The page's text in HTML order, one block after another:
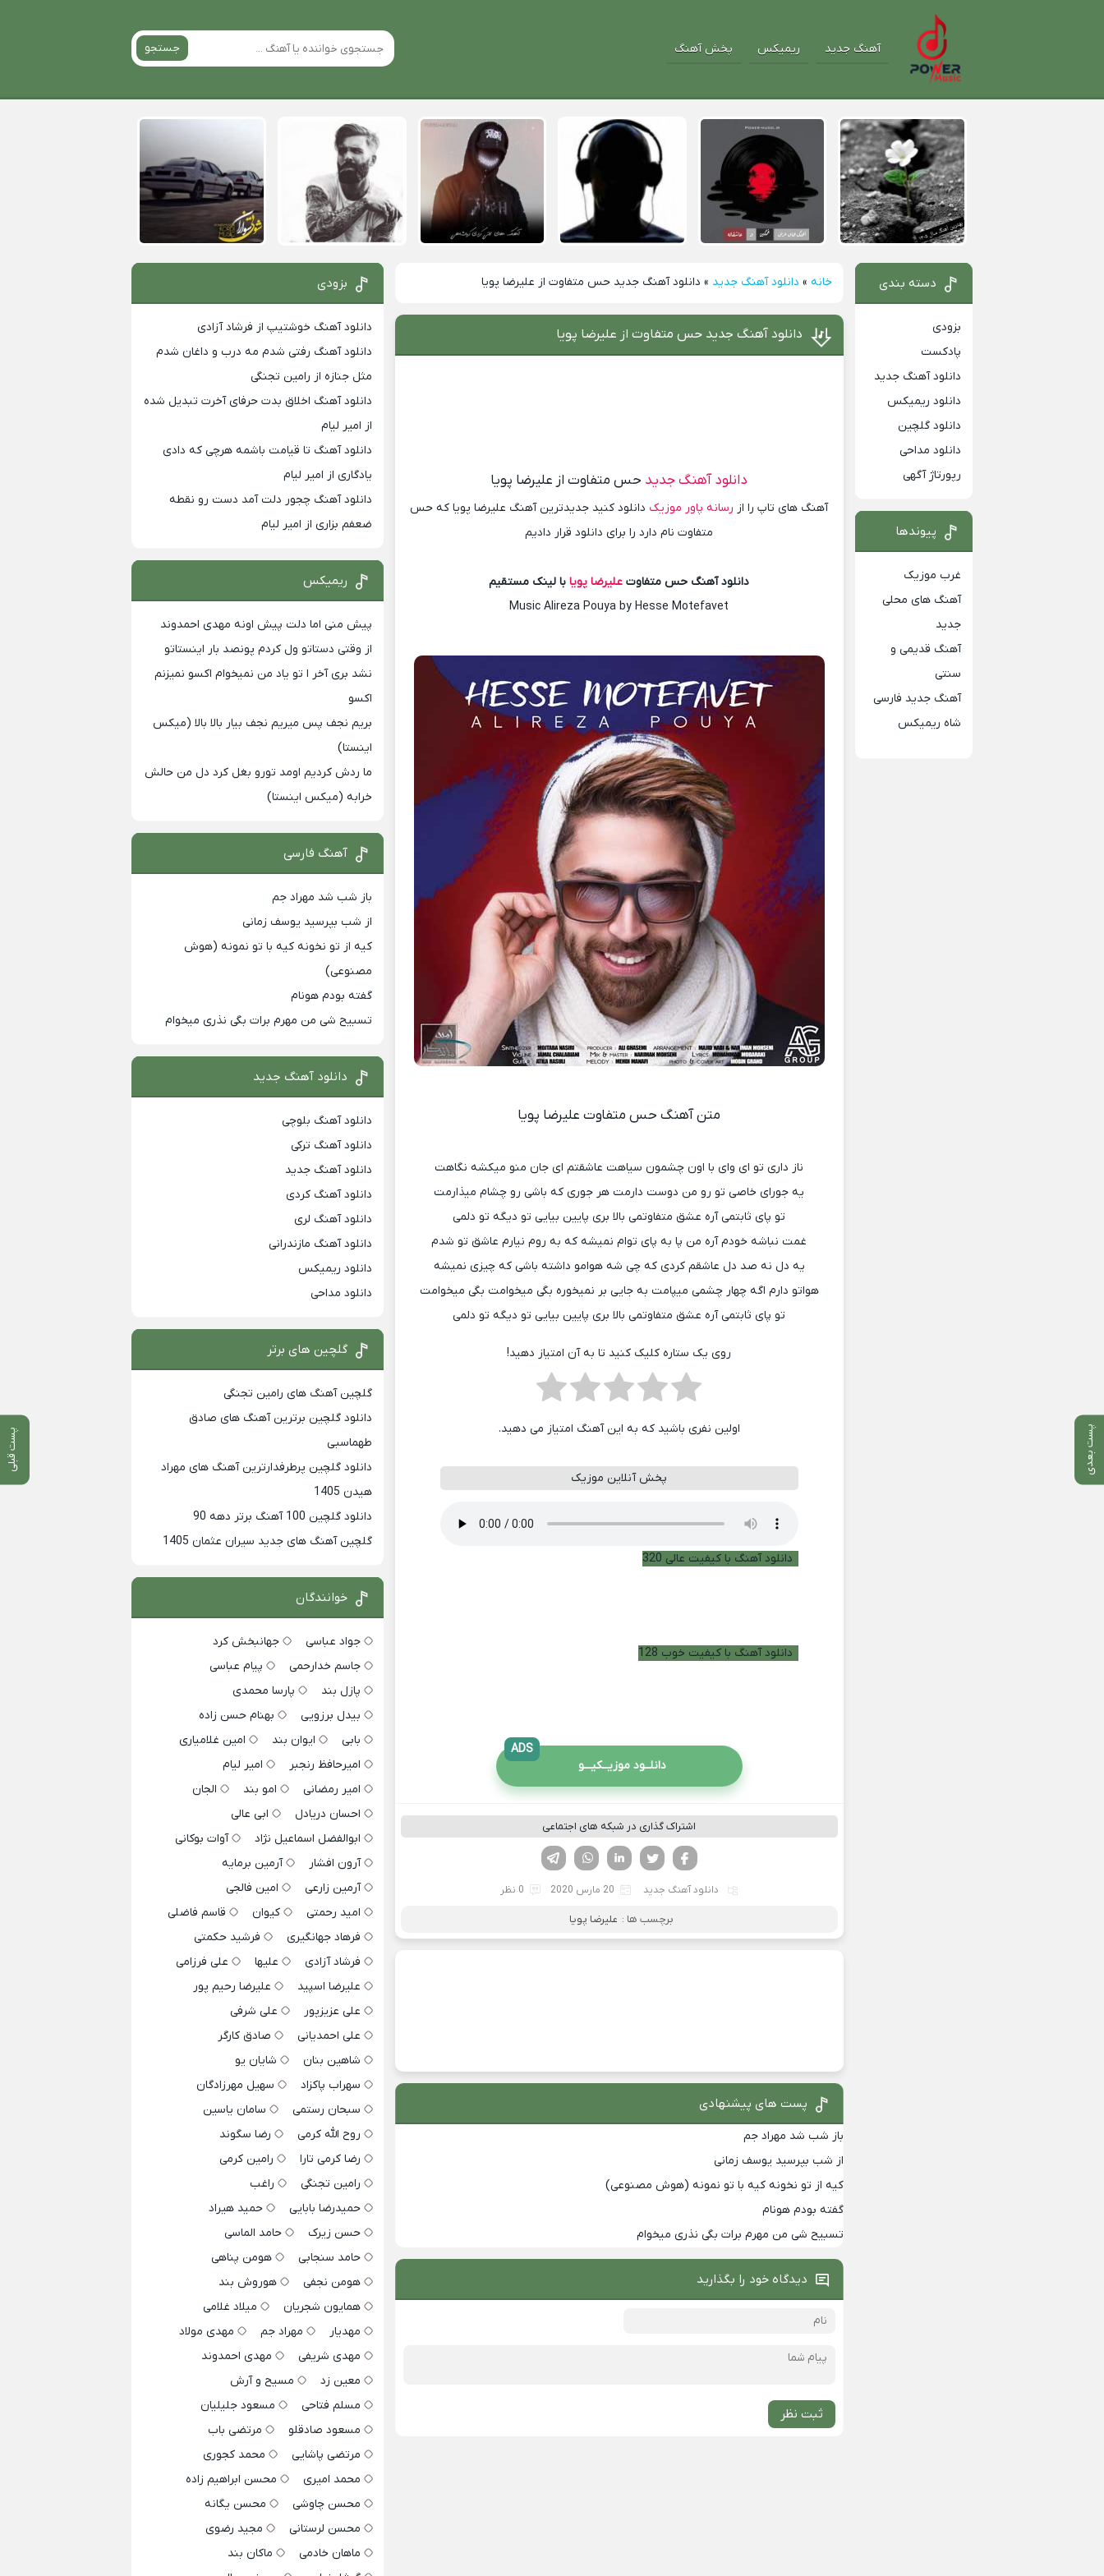
آهنگ جدید ریمیکس پخش آهنگ جستجو
خانه » دانلود آهنگ جدید » دانلود آهنگ جدید حس متفاوت از علیرضا پویا
پست بعدی پست قبلی
دانلود آهنگ جدید حس متفاوت از علیرضا پویا
دانلود آهنگ جدید حس متفاوت از علیرضا پویا
آهنگ های تاپ را از رسانه پاور موزیک دانلود کنید جدیدترین آهنگ علیرضا پویا که حس
متفاوت نام دارد را برای دانلود قرار دادیم
دانلود آهنگ حس متفاوت علیرضا پویا با لینک مستقیم
Music Alireza Pouya by Hesse Motefavet
متن آهنگ حس متفاوت علیرضا پویا
ناز داری تو ای وای با اون چشمون سیاهت عاشقتم ای جان منو میکشه نگاهت
یه جورای خاصی تو رو من دوست دارمت هر جوری که باشی رو چشام میذارمت
تو پای ثابتمی آره عشق متفاوتمی بالا بری پایین بیایی تو دیگه تو دلمی
غمت نباشه خودم آره من پا به پای توام نمیشه که به روم نیارم عاشق تو شدم
یه دل نه صد دل عاشقم کردی که چی شه هوامو داشته باشی که چیزی نمیشه
هواتو دارم اگه چهار چشمی میپامت به جایی بر نمیخوره بگی میخوامت بگی میخوامت
تو پای ثابتمی آره عشق متفاوتمی بالا بری پایین بیایی تو دیگه تو دلمی
روی یک ستاره کلیک کنید تا به آن امتیاز دهید!
اولین نفری باشید که به این آهنگ امتیاز می دهید.
پخش آنلاین موزیک
دانلود آهنگ با کیفیت عالی 320
دانلود آهنگ با کیفیت خوب 128
دانلــود موزیــکیـــو
ADS
اشتراک گذاری در شبکه های اجتماعی
لینکدین تویتر
فیسوک
دانلود آهنگ جدید 20 مارس 2020 0 نظر
برچسب ها : علیرضا پویا
پست های پیشنهادی
باز شب شد مهراد جم
از شب بپرسید یوسف زمانی
کیه از تو نخونه کیه با تو نمونه (هوش مصنوعی)
گفته بودم هونام
تسبیح شی من مهرم برات بگی نذری میخوام
دیدگاه خود را بگذارید
ثبت نظر
دسته بندی
بزودی
پادکست
دانلود آهنگ جدید
دانلود ریمیکس
دانلود گلچین
دانلود مداحی
رپورتاژ آگهی
پیوندها
غرب موزیک
آهنگ های محلی
جدید
آهنگ قدیمی و
سنتی
آهنگ جدید فارسی
شاه ریمیکس
بزودی
دانلود آهنگ خوشتیپ از فرشاد آزادی
دانلود آهنگ رفتی شدم مه درب و داغان شدم
مثل جنازه از رامین تجنگی
دانلود آهنگ اخلاق بدت حرفای آخرت تبدیل شده
از امیر لیام
دانلود آهنگ تا قیامت باشمه هرچی که دادی
یادگاری از امیر لیام
دانلود آهنگ چجور دلت آمد دست رو نقطه
ضعفم بزاری از امیر لیام
ریمیکس
پیش منی اما دلت پیش اونه مهدی احمدوند
از وقتی دستاتو ول کردم پونصد بار اینستاتو
نشد بری آخر ا تو یاد من نمیخوام اکسو نمیزنم
اکسو
بریم نجف پس میریم نجف بیار بالا بالا (میکس
اینستا)
ما ردش کردیم اومد تورو بغل کرد دل من حالش
خرابه (میکس اینستا)
آهنگ فارسی
باز شب شد مهراد جم
از شب بپرسید یوسف زمانی
کیه از تو نخونه کیه با تو نمونه (هوش
مصنوعی)
گفته بودم هونام
تسبیح شی من مهرم برات بگی نذری میخوام
دانلود آهنگ جدید
دانلود آهنگ بلوچی
دانلود آهنگ ترکی
دانلود آهنگ جدید
دانلود آهنگ کردی
دانلود آهنگ لری
دانلود آهنگ مازندرانی
دانلود ریمیکس
دانلود مداحی
گلچین های برتر
گلچین آهنگ های رامین تجنگی
دانلود گلچین برترین آهنگ های صادق
طهماسبی
دانلود گلچین پرطرفدارترین آهنگ های مهراد
هیدن 1405
دانلود گلچین 100 آهنگ برتر دهه 90
گلچین آهنگ های جدید سیران عثمان 1405
خوانندگان
جواد عباسی
جهانبخش کرد
جاسم خدارحمی
پیام عباسی
پازل بند
پارسا محمدی
بیدل برزویی
بهنام حسن زاده
بابی
ایوان بند
امین غلامیاری
امیرحافظ رنجبر
امیر لیام
امیر رمضانی
امو بند
الجان
احسان دریادل
ابی عالی
ابوالفضل اسماعیل نژاد
آوات بوکانی
آرون افشار
آرمین برمایه
آرمین زارعی
امین فالجی
امید رحمتی
کیوان
قاسم فاضلی
فرهاد جهانگیری
فرشید حکمتی
فرشاد آزادی
علیها
علی فرزامی
علیرضا اسپید
علیرضا رحیم پور
علی عزیزپور
علی شرفی
علی احمدیانی
صادق کارگر
شاهین بنان
شایان یو
سهراب پاکزاد
سهیل مهرزادگان
سبحان رستمی
سامان یاسین
روح الله کرمی
رضا سگوند
رضا کرمی تارا
رامین کرمی
رامین تجنگی
راغب
حمیدرضا بابایی
حمید هیراد
حسن زیرک
حامد الماسی
حامد سنجابی
هومن پناهی
هومن نجفی
هوروش بند
همایون شجریان
میلاد غلامی
مهدیار
مهراد جم
مهدی مولاد
مهدی شریفی
مهدی احمدوند
معین زد
مسیح و آرش
مسلم فتاحی
مسعود جلیلیان
مسعود صادقلو
مرتضی باب
مرتضی پاشایی
محمد کجوری
محمد امیری
محسن ابراهیم زاده
محسن چاوشی
محسن یگانه
محسن لرستانی
مجید رضوی
ماهان خادمی
ماکان بند